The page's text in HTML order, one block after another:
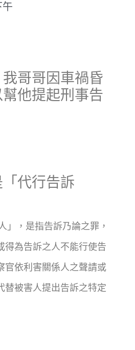
午
我哥哥因車禍昏
他提起刑事告
代行告訴
」，是指告訴乃論之罪，
得為告訴之人不能行使告
官依利害關係人之聲請或
替被害人提出告訴之特定